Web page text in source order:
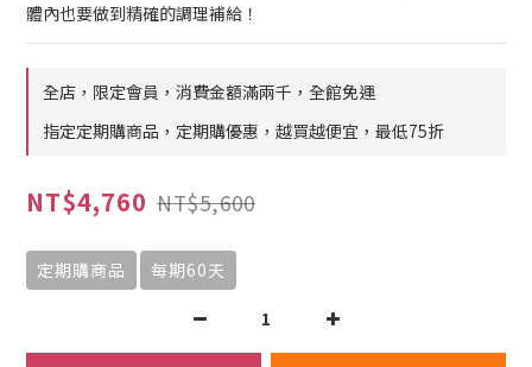
體內也要做到精確的調理補給！
全店，限定會員，消費金額滿兩千，全館免運
指定定期購商品，定期購優惠，越買越便宜，最低75折
NT$4,760 NT$5,600
定期購商品 每期60天